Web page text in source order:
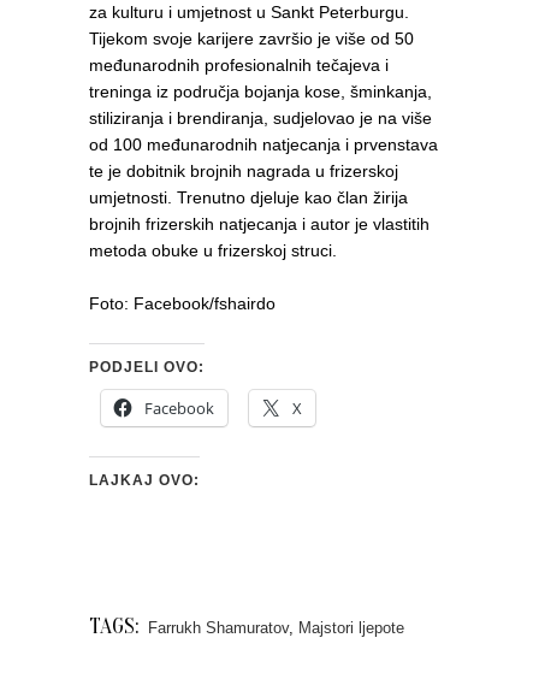
za kulturu i umjetnost u Sankt Peterburgu.
Tijekom svoje karijere završio je više od 50
međunarodnih profesionalnih tečajeva i
treninga iz područja bojanja kose, šminkanja,
stiliziranja i brendiranja, sudjelovao je na više
od 100 međunarodnih natjecanja i prvenstava
te je dobitnik brojnih nagrada u frizerskoj
umjetnosti. Trenutno djeluje kao član žirija
brojnih frizerskih natjecanja i autor je vlastitih
metoda obuke u frizerskoj struci.
Foto: Facebook/fshairdo
PODJELI OVO:
Facebook X
LAJKAJ OVO:
TAGS: Farrukh Shamuratov, Majstori ljepote